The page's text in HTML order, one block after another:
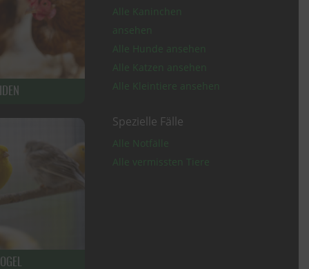
Alle Kaninchen
ansehen
Alle Hunde ansehen
Alle Katzen ansehen
Alle Kleintiere ansehen
Spezielle Fälle
Alle Notfälle
Alle vermissten Tiere